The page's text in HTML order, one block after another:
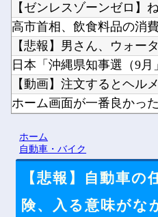
ホーム画面が一番良かっ
グラボそんなにすぐ壊れる
ホーム
自動車・バイク
【悲報】自動車の
険、入る意味がな